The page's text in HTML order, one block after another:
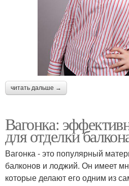
читать дальше →
Вагонка:
для отделки
Вагонка - это популярный
балконов и лоджий. Он имеет
которые делают его одним из